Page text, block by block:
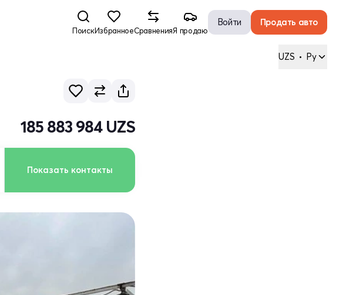
ПоискИзбранноеСравненияЯ продаю
Войти Продать авто
UZS • Ру
185 883 984 UZS
Показать контакты